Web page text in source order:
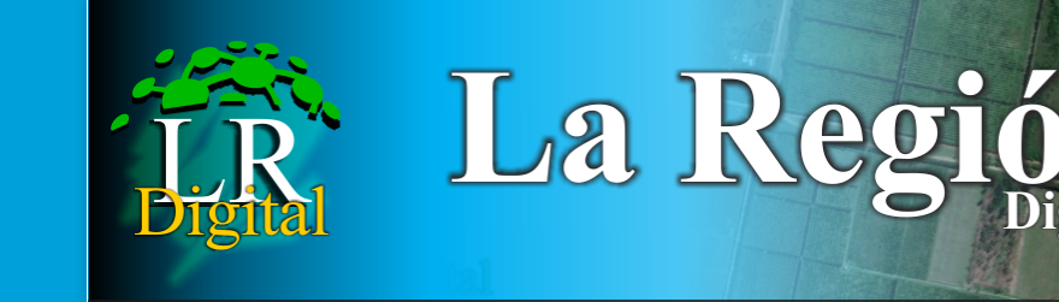
La
Región
Digital
Desde La
Criolla
informamos
a toda la
Región